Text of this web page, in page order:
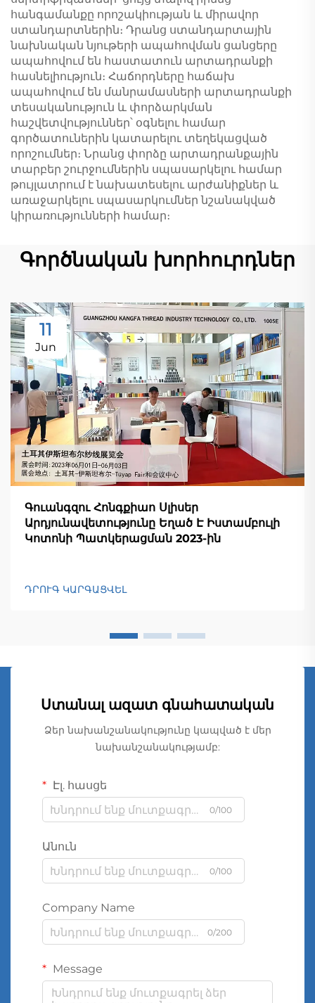
հանգամանքը որոշակիության և միրավոր
ստանդարտներին։ Դրանց ստանդարտային
նախնական նյութերի ապահովման ցանցերը
ապահովում են հաստատուն արտադրանքի
հասնելիություն։ Հաճորդները հաճախ
ապահովում են մանրամասների արտադրանքի
տեսականություն և փորձարկման
հաշվետվություններ՝ օգնելու համար
գործատուներին կատարելու տեղեկացված
որոշումներ։ Նրանց փորձը արտադրանքային
տարբեր շուրջումներին սպասարկելու համար
թույլատրում է նախատեսելու արժանիքներ և
առաջարկելու սպասարկումներ նշանակված
կիրառությունների համար։
Գործնական խորհուրդներ
11
Jun
Գուանգզու Հոնգքիաո Սլիսեր
Արդյունավետությունը Եղած Է Իստամբուլի
Կոտոնի Պատկերացման 2023-ին
ԴՐՈՒԳ ԿԱՐԳԱՑՎԵԼ
Ստանալ ազատ գնահատական
Ձեր նախանշանակությունը կապված է մեր
նախանշանակությամբ:
Էլ. հասցե
0/100
Անուն
0/100
Company Name
0/200
Message